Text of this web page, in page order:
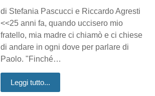
di Stefania Pascucci e Riccardo Agresti
<<25 anni fa, quando uccisero mio
fratello, mia madre ci chiamò e ci chiese
di andare in ogni dove per parlare di
Paolo. "Finché…
Leggi tutto...